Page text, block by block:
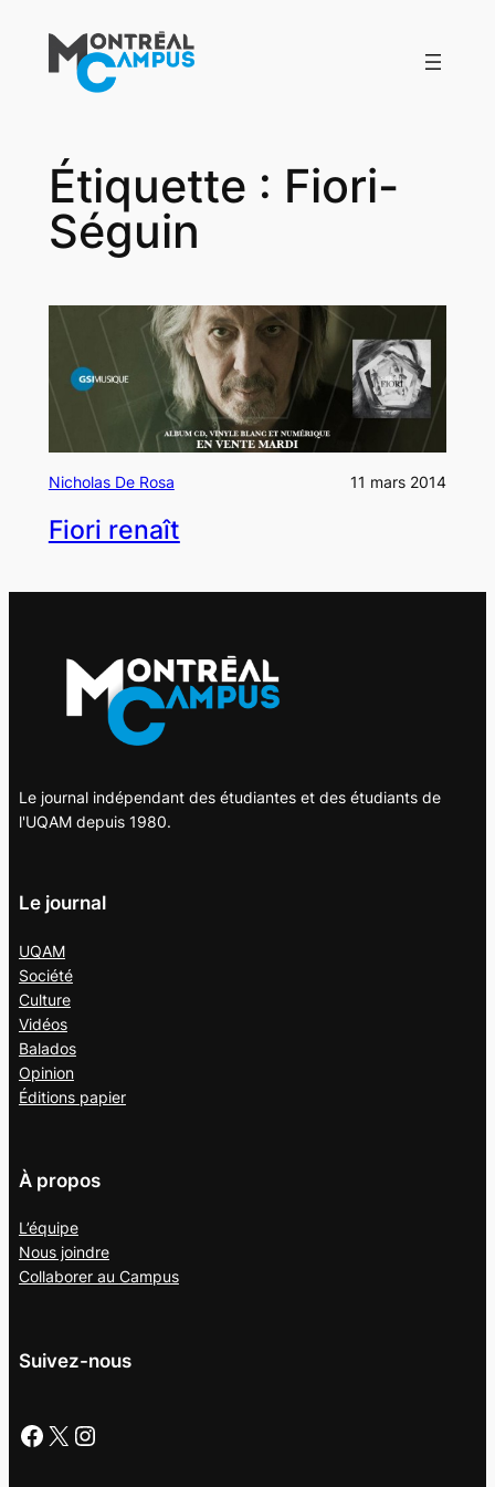
contenu
Étiquette : Fiori-
Séguin
Nicholas De Rosa 11 mars 2014
Fiori renaît
Le journal indépendant des étudiantes et des étudiants de
l'UQAM depuis 1980.
Le journal
UQAM
Société
Culture
Vidéos
Balados
Opinion
Éditions papier
À propos
L’équipe
Nous joindre
Collaborer au Campus
Suivez-nous
Facebook X Instagram